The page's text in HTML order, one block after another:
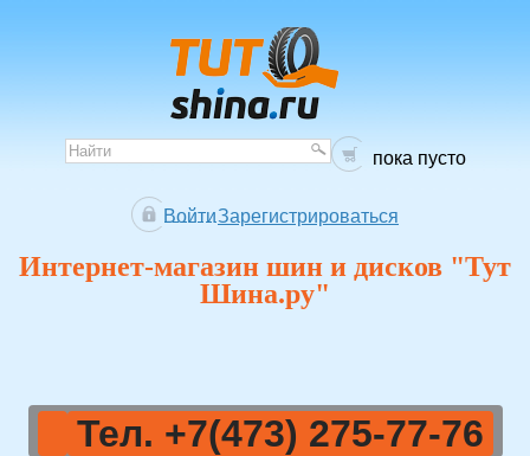
пока пусто
Зарегистрироваться
Войти
Интернет-магазин шин и дисков "Тут
Шина.ру"
Тел. +7(473) 275-77-76